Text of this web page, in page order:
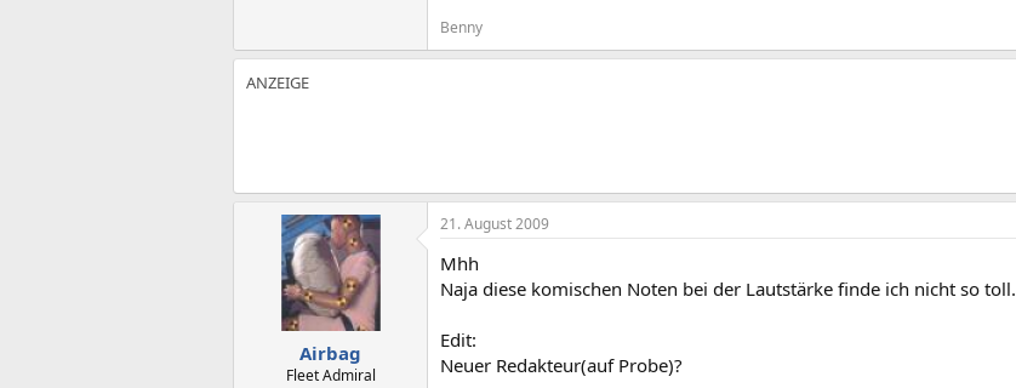
Benny
Airbag
Fleet Admiral
21. August 2009
Mhh
Naja diese komischen Noten bei der Lautstärke finde ich nicht so toll.
Edit:
Neuer Redakteur(auf Probe)?